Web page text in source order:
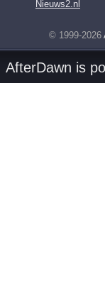
Nieuws2.nl
© 1999-2026
AfterDawn is